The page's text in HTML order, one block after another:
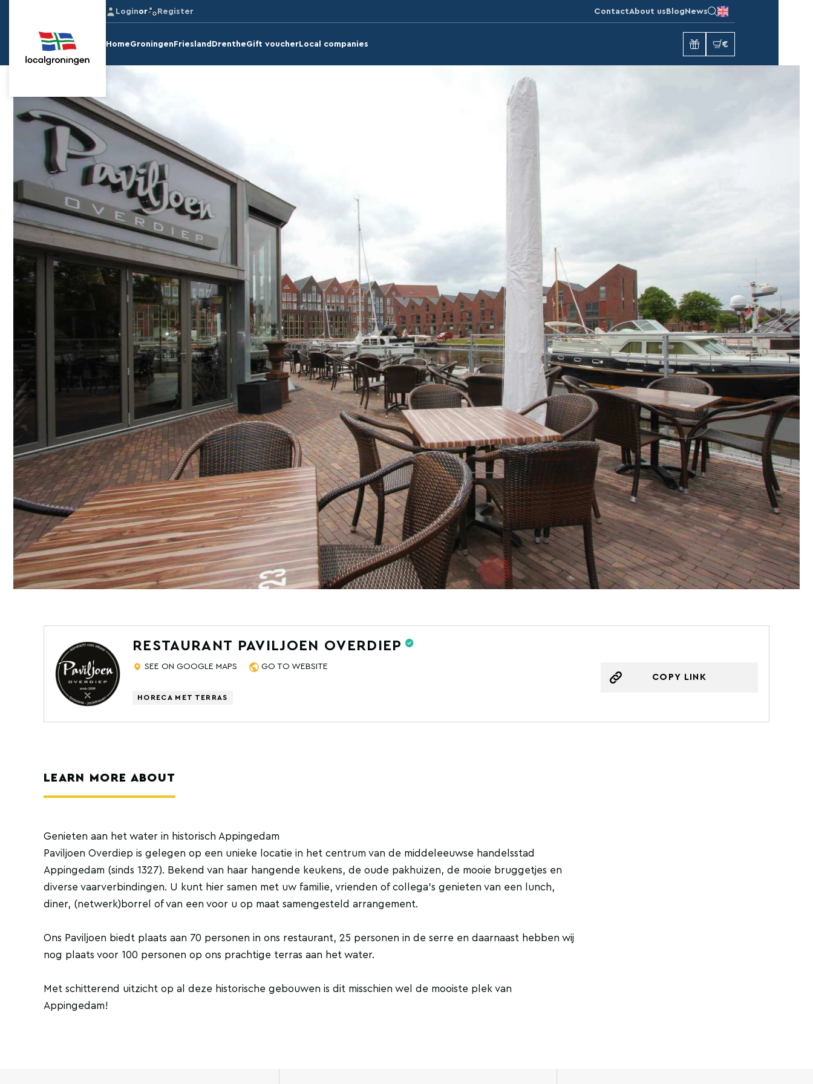
Loginor Register ContactAbout us Blog News
HomeGroningen Friesland DrentheGift voucher Local companies €
RESTAURANT PAVILJOEN OVERDIEP
SEE ON GOOGLE MAPS GO TO WEBSITE
HORECA MET TERRAS
COPY LINK
LEARN MORE ABOUT
Genieten aan het water in historisch Appingedam
Paviljoen Overdiep is gelegen op een unieke locatie in het centrum van de middeleeuwse handelsstad
Appingedam (sinds 1327). Bekend van haar hangende keukens, de oude pakhuizen, de mooie bruggetjes en
diverse vaarverbindingen. U kunt hier samen met uw familie, vrienden of collega’s genieten van een lunch,
diner, (netwerk)borrel of van een voor u op maat samengesteld arrangement.
Ons Paviljoen biedt plaats aan 70 personen in ons restaurant, 25 personen in de serre en daarnaast hebben wij
nog plaats voor 100 personen op ons prachtige terras aan het water.
Met schitterend uitzicht op al deze historische gebouwen is dit misschien wel de mooiste plek van
Appingedam!